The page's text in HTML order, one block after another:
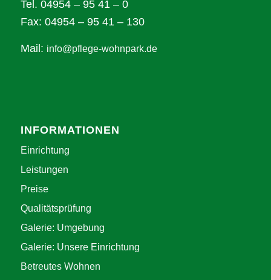
Tel. 04954 – 95 41 – 0
Fax: 04954 – 95 41 – 130
Mail: info@pflege-wohnpark.de
INFORMATIONEN
Einrichtung
Leistungen
Preise
Qualitätsprüfung
Galerie: Umgebung
Galerie: Unsere Einrichtung
Betreutes Wohnen